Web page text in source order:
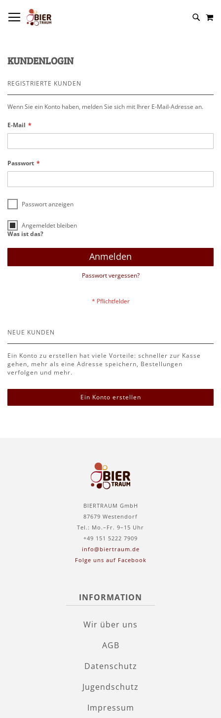
KUNDENLOGIN
REGISTRIERTE KUNDEN
Wenn Sie ein Konto haben, melden Sie sich mit Ihrer E-Mail-Adresse an.
E-Mail
Passwort
Passwort anzeigen
Angemeldet bleiben
Was ist das?
Anmelden
Passwort vergessen?
NEUE KUNDEN
Ein Konto zu erstellen hat viele Vorteile: schneller zur Kasse
gehen, mehr als eine Adresse speichern, Bestellungen
verfolgen und mehr.
Ein Konto erstellen
BIERTRAUM GmbH
87679 Westendorf
Tel.: Mo.–Fr. 9–15 Uhr
+49 151 5222 7909
info@biertraum.de
Folge uns auf Facebook
INFORMATION
Wir über uns
AGB
Datenschutz
Jugendschutz
Impressum